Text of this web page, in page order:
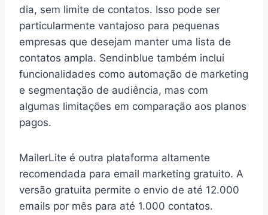
dia, sem limite de contatos. Isso pode ser
particularmente vantajoso para pequenas
empresas que desejam manter uma lista de
contatos ampla. Sendinblue também inclui
funcionalidades como automação de marketing
e segmentação de audiência, mas com
algumas limitações em comparação aos planos
pagos.
MailerLite é outra plataforma altamente
recomendada para email marketing gratuito. A
versão gratuita permite o envio de até 12.000
emails por mês para até 1.000 contatos.